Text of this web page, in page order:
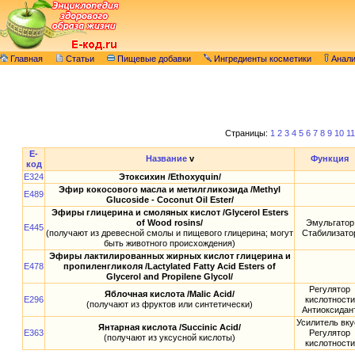
Главная Статьи Пищевые добавки Ингредиенты косметики
Страницы: 1 2 3 4 5 6 7 8 9 10 11
E-
код
Названиеv
Функция
E324
Этоксихин /Ethoxyquin/
E489
Эфир кокосового масла и метилгликозида /Methyl
Glucoside - Coconut Oil Ester/
E445
Эфиры глицерина и смоляных кислот /Glycerol Esters
of Wood rosins/
(получают из древесной смолы и пищевого глицерина; могут
быть животного происхождения)
Эмульгатор
E478
Эфиры лактилированных жирных кислот глицерина и
пропиленгликоля /Lactylated Fatty Acid Esters of
Glycerol and Propilene Glycol/
E296
Яблочная кислота /Malic Acid/
(получают из фруктов или синтетически)
Регулятор
кислотности
E363
Янтарная кислота /Succinic Acid/
(получают из уксусной кислоты)
Усилитель
Регулятор
кислотности